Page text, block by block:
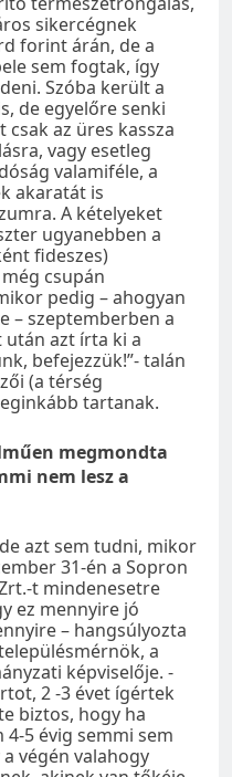
sikercégnek
forint árán, de a
sem fogtak, így
Szóba került a
de egyelőre senki
az üres kassza
vagy esetleg
valamiféle, a
akaratát is
A kételyeket
ugyanebben a
fideszes)
csupán
pedig – ahogyan
– szeptemberben a
azt írta ki a
befejezzük!”- talán
(a térség
tartanak.
megmondta
nem lesz a
azt sem tudni, mikor
31-én a Sopron
t mindenesetre
ez mennyire jó
– hangsúlyozta
a
képviselője. -
2 -3 évet ígértek
biztos, hogy ha
5 évig semmi sem
végén valahogy